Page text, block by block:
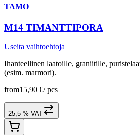
TAMO
M14 TIMANTTIPORA
Useita vaihtoehtoja
Ihanteellinen laatoille, graniitille,
(esim. marmori).
from15,90 €/ pcs
25,5 % VAT